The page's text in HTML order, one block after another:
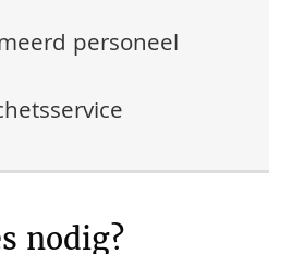
personeel
nodig?